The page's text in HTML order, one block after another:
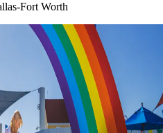
Fort Worth